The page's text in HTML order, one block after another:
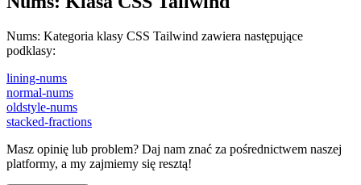
Nums: Kategoria klasy CSS Tailwind zawiera następujące
podklasy:
lining-nums
normal-nums
oldstyle-nums
stacked-fractions
Masz opinię lub problem? Daj nam znać za pośrednictwem naszej
platformy, a my zajmiemy się resztą!